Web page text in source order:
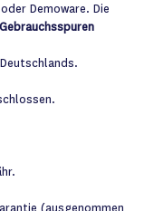
Demoware. Die